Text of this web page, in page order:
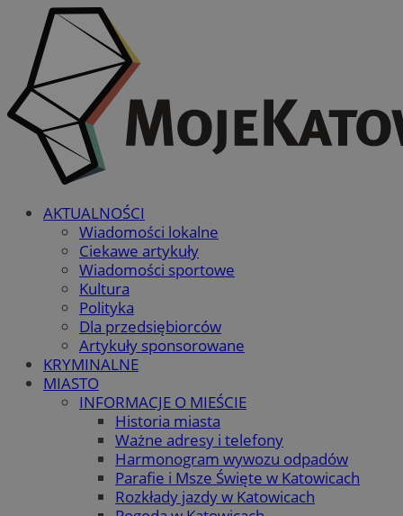
AKTUALNOŚCI
Wiadomości lokalne
Ciekawe artykuły
Wiadomości sportowe
Kultura
Polityka
Dla przedsiębiorców
Artykuły sponsorowane
KRYMINALNE
MIASTO
INFORMACJE O MIEŚCIE
Historia miasta
Ważne adresy i telefony
Harmonogram wywozu odpadów
Parafie i Msze Święte w Katowicach
Rozkłady jazdy w Katowicach